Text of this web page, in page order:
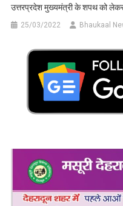
उत्तरप्रदेश मुख्यमंत्री के शपथ को
25/03/2022 Bhaukaal